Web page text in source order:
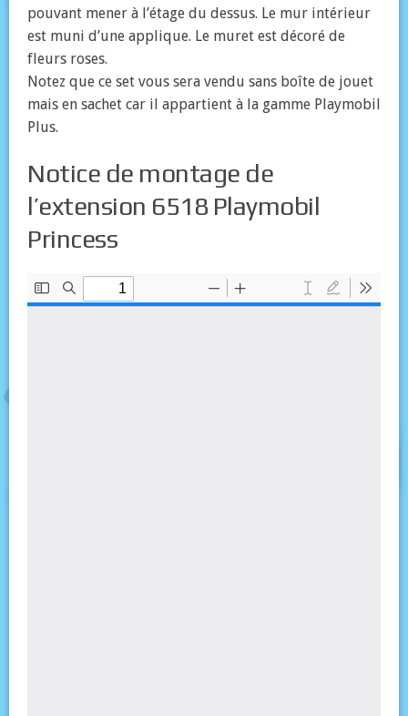
pouvant mener à l’étage du dessus. Le mur intérieur
est muni d’une applique. Le muret est décoré de
fleurs roses.
Notez que ce set vous sera vendu sans boîte de jouet
mais en sachet car il appartient à la gamme Playmobil
Plus.
Notice de montage de
l’extension 6518 Playmobil
Princess